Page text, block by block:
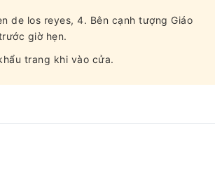
de los reyes, 4. Bên cạnh tượng Giáo
giờ hẹn.
trang khi vào cửa.